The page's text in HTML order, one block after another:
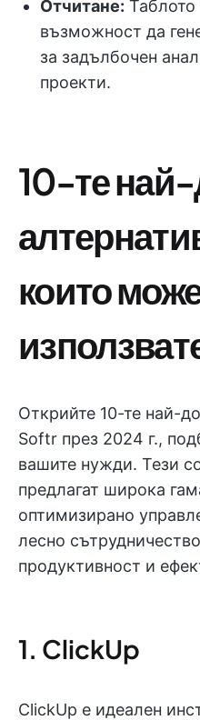
Отчитане:
възможност да
за задълбочен
проекти.
10-те
които
Открийте 10-те най-
Softr през 2024 г.,
вашите нужди. Тези
предлагат широка
оптимизирано
лесно
продуктивност и
1. ClickUp
ClickUp е идеален